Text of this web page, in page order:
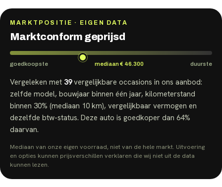
MARKTPOSITIE · EIGEN DATA
Marktconform geprijsd
goedkoopste mediaan€ 46.300 duurste
Vergeleken met 39vergelijkbare occasions in ons aanbod:
zelfde model, bouwjaar binnen één jaar, kilometerstand
binnen 30% (mediaan 10 km), vergelijkbaar vermogen en
dezelfde btw-status. Deze auto is goedkoper dan 64%
daarvan.
Mediaan van onze eigen voorraad, niet van de hele markt. Uitvoering
en opties kunnen prijsverschillen verklaren die wij niet uit de data
kunnen lezen.